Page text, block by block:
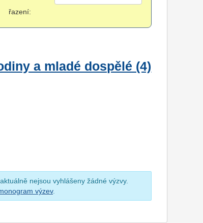
řazení:
a mladé dospělé (4)
nejsou vyhlášeny žádné výzvy.
výzev.